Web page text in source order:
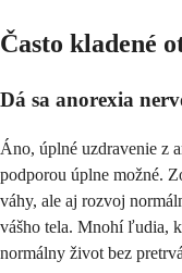
Často kladené
Dá sa anorexia
Áno, úplné uzdravenie z
podporou úplne možné.
váhy, ale aj rozvoj
vášho tela. Mnohí ľudia,
normálny život bez